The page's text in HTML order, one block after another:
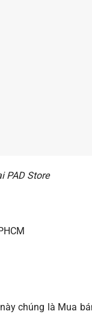
PAD Store
chúng là Mua